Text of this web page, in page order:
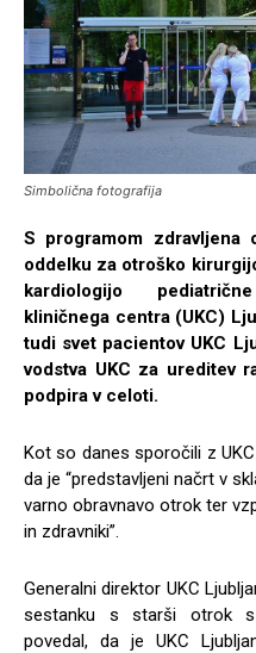
Simbolična fotografija
S programom
oddelku za otroško
kardiologijo
kliničnega centra (UKC)
tudi svet pacientov UKC
vodstva UKC za ureditev
podpira v celoti.
Kot so danes sporočili z
da je “predstavljeni načrt v
varno obravnavo otrok ter
in zdravniki”.
Generalni direktor UKC
sestanku s starši otrok s
povedal, da je UKC